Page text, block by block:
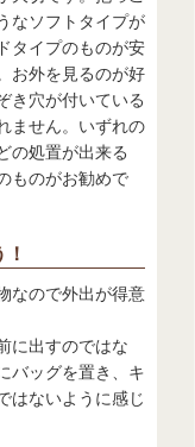
なソフトタイプが
タイプのものが安
お外を見るのが好
き穴が付いている
ません。いずれの
の処置が出来る
ものがお勧めで
なので外出が得意
に出すのではな
バッグを置き、キ
はないように感じ